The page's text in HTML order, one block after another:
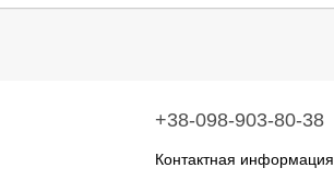
+38-098-903-80-38
Контактная информация